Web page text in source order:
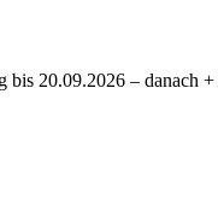
20.09.2026 – danach